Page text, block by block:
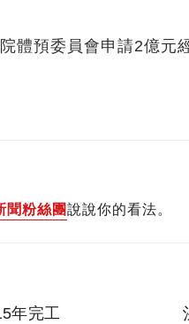
體預委員會申請2億元
聞粉絲團說說你的看法。
年完工